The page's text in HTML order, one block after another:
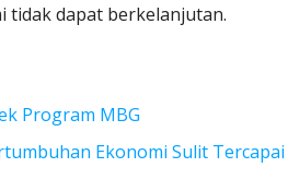
tidak dapat berkelanjutan.
Program MBG
Ekonomi Sulit Tercapai